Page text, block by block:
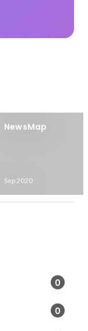
NewsMap
Sep 2020
0
0